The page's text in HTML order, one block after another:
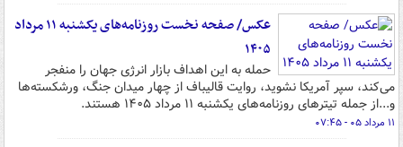
عکس/ صفحه نخست روزنامه‌های یکشنبه ۱۱ مرداد
۱۴۰۵
حمله به این اهداف بازار انرژی جهان را منفجر
می‌کند، سپر آمریکا نشوید، روایت قالیباف از چهار میدان جنگ، ورشکسته‌ها
و...از جمله تیترهای روزنامه‌های یکشنبه ۱۱ مرداد ۱۴۰۵ هستند.
۱۱ مرداد ۰۵ - ۰۷:۴۵